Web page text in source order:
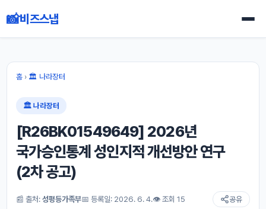
📸비즈스냅
홈› 🏛 나라장터
🏛 나라장터
[R26BK01549649] 2026년
국가승인통계 성인지적 개선방안 연구
(2차 공고)
📰 출처: 성평등가족부📅 등록일: 2026. 6. 4.👁 조회 15 공유